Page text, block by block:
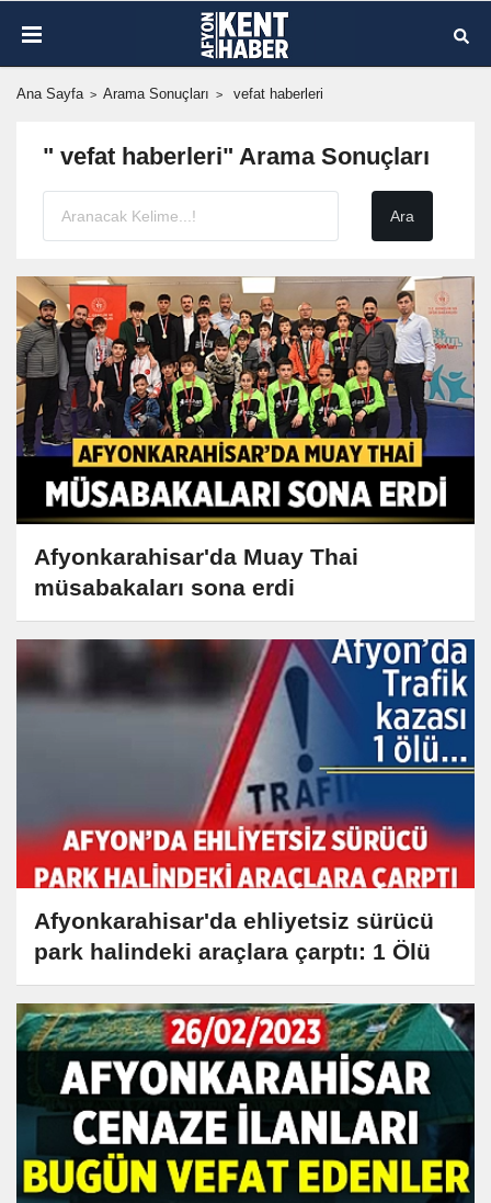
Ana Sayfa Arama Sonuçları vefat haberleri
" vefat haberleri" Arama Sonuçları
Afyonkarahisar'da Muay Thai
müsabakaları sona erdi
Afyonkarahisar'da ehliyetsiz sürücü
park halindeki araçlara çarptı: 1 Ölü